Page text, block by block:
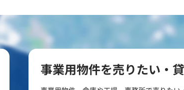
事業用物件を売りたい・